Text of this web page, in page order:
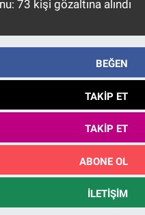
73 kişi gözaltına alındı
BEĞEN
TAKIP ET
TAKIP ET
ABONE OL
İLETIŞIM